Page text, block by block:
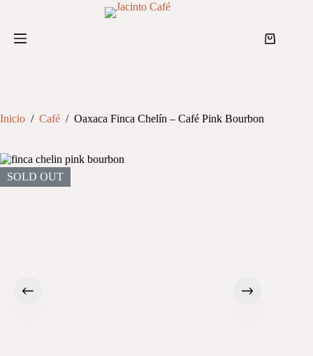
Shopping
Inicio / Café / Oaxaca Finca Chelín – Café Pink Bourbon
SOLD OUT